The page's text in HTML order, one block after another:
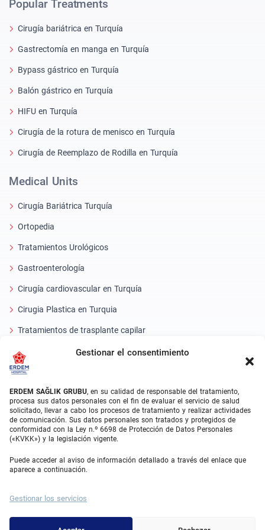
Gestionar el consentimiento
ERDEM SAĞLIK GRUBU, en su calidad de responsable del tratamiento,
procesa sus datos personales con el fin de evaluar el servicio de salud
solicitado, llevar a cabo los procesos de tratamiento y realizar actividades
de comunicación. Sus datos personales son tratados y protegidos de
conformidad con la Ley n.º 6698 de Protección de Datos Personales
(«KVKK») y la legislación vigente.
Puede acceder al aviso de información detallado a través del enlace que
aparece a continuación.
Gestionar los servicios
Popular Treatments
Cirugía bariátrica en Turquía
Gastrectomía en manga en Turquía
Bypass gástrico en Turquía
Balón gástrico en Turquía
HIFU en Turquía
Cirugía de la rotura de menisco en Turquía
Cirugía de Reemplazo de Rodilla en Turquía
Medical Units
Cirugía Bariátrica Turquía
Ortopedia
Tratamientos Urológicos
Gastroenterología
Cirugía cardiovascular en Turquía
Cirugia Plastica en Turquia
Tratamientos de trasplante capilar
Tratamientos Dentales Turquía
Láser Ocular
About Erdem
Quiénes somos
Unidades Médicas
Equipo médico